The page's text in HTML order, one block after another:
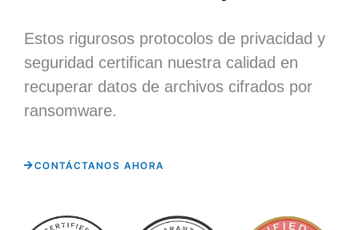
Estos rigurosos protocolos de privacidad y
seguridad certifican nuestra calidad en
recuperar datos de archivos cifrados por
ransomware.
CONTÁCTANOS AHORA